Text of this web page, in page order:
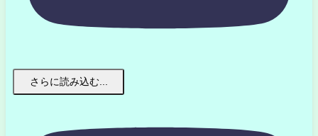
さらに読み込む...